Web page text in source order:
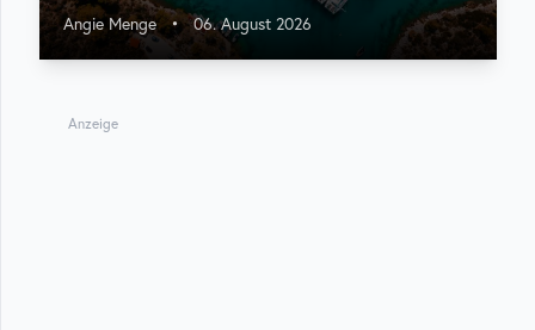
Angie Menge • 06. August 2026
Anzeige